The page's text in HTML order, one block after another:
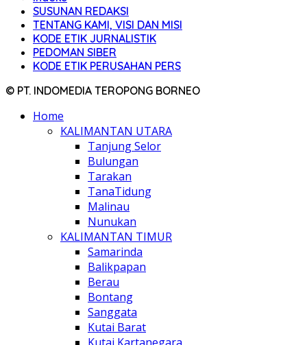
SUSUNAN REDAKSI
TENTANG KAMI, VISI DAN MISI
KODE ETIK JURNALISTIK
PEDOMAN SIBER
KODE ETIK PERUSAHAN PERS
© PT. INDOMEDIA TEROPONG BORNEO
Home
KALIMANTAN UTARA
Tanjung Selor
Bulungan
Tarakan
TanaTidung
Malinau
Nunukan
KALIMANTAN TIMUR
Samarinda
Balikpapan
Berau
Bontang
Sanggata
Kutai Barat